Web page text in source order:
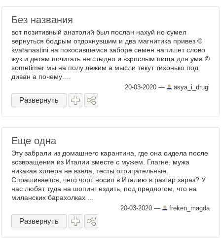
Без названия
вот позитивный анатолий был послан нахуй но сумел
вернуться бодрым отдохнувшим и два магнитика привез ©
kvatanastini на покосившемся заборе семен напишет слово
жук и детям почитать не стыдно и взрослым пища для ума ©
sometimer мы на полу лежим а мысли текут тихонько под
диван а почему ...
20-03-2020 — asya_i_drugi
Развернуть
Еще одна
Эту забрали из домашнего карантина, где она сидела после
возвращения из Италии вместе с мужем. Глагне, мужа
никакая холера не взяла, тесты отрицательные.
Спрашивается, чего чорт носил в Италию в разгар зараз? У
нас любят туда на шопинг ездить, под предлогом, что на
миланских барахолках ...
20-03-2020 — freken_magda
Развернуть